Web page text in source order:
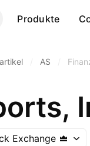
Produkte
AS
Exchange